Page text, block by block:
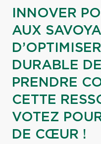
INNOVER
AUX
DURABLE
PRENDRE
CETTE
VOTEZ
DE CŒUR !